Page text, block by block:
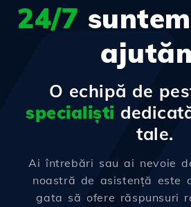
24/7
O echipă de
specialiști
tale.
Ai întrebări sau ai nevoie
noastră de asistență este
gata să ofere răspunsuri